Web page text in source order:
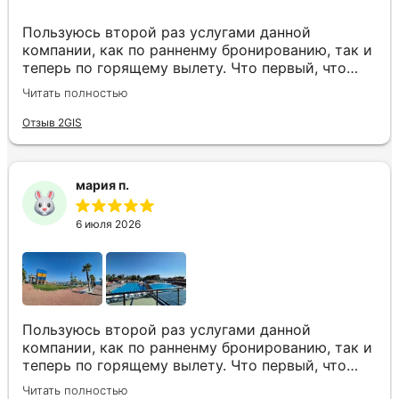
Пользуюсь второй раз услугами данной
компании, как по ранненму бронированию, так и
теперь по горящему вылету. Что первый, что
второй раз путёвки подобраны под наши
индивидуальные запросы идеально. Работаем с
менеджером Анной Макеевой, всегда на связи,
Читать полностью
Отзыв 2GIS
мария п.
6 июля 2026
Пользуюсь второй раз услугами данной
компании, как по ранненму бронированию, так и
теперь по горящему вылету. Что первый, что
второй раз путёвки подобраны под наши
Читать полностью